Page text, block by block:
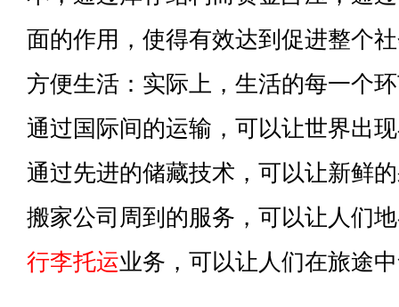
面的作用，使得有效达到促进整个
方便生活：实际上，生活的每一个
通过国际间的运输，可以让世界出
通过先进的储藏技术，可以让新鲜
搬家公司周到的服务，可以让人们
行李托运业务，可以让人们在旅途